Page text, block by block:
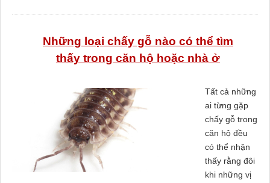
Những loại chấy gỗ nào có thể tìm
thấy trong căn hộ hoặc nhà ở
Tất cả những
ai từng gặp
chấy gỗ trong
căn hộ đều
có thể nhận
thấy rằng đôi
khi những vị